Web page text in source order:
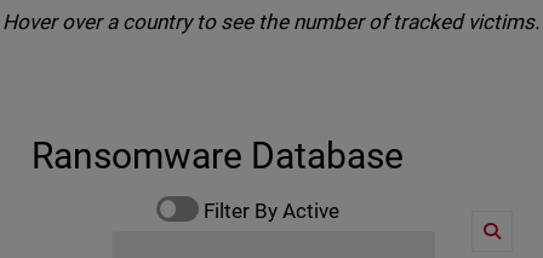
End of interactive chart.
Hover over a country to see the number of tracked victims.
Ransomware Database
Filter By Active